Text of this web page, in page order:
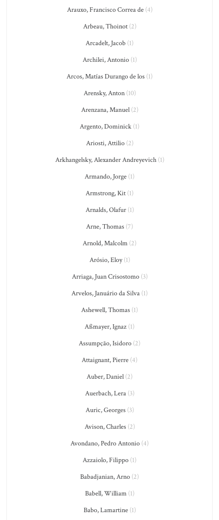
Arauxo, Francisco Correa de(4)
Arbeau, Thoinot(2)
Arcadelt, Jacob (1)
Archilei, Antonio(1)
Arcos, Matías Durango de los (1)
Arensky, Anton(10)
Arenzana, Manuel(2)
Argento, Dominick (1)
Ariosti, Attilio(2)
Arkhangelsky, Alexander Andreyevich(1)
Armando, Jorge (1)
Armstrong, Kit (1)
Arnalds, Olafur(1)
Arne, Thomas (7)
Arnold, Malcolm (2)
Arósio, Eloy(1)
Arriaga, Juan Crisostomo(3)
Arvelos, Januário da Silva (1)
Ashewell, Thomas (1)
Aßmayer, Ignaz (1)
Assumpção, Isidoro (2)
Attaignant, Pierre (4)
Auber, Daniel (2)
Auerbach, Lera(3)
Auric, Georges(3)
Avison, Charles(2)
Avondano, Pedro Antonio (4)
Azzaiolo, Filippo (1)
Babadjanian, Arno (2)
Babell, William(1)
Babo, Lamartine(1)